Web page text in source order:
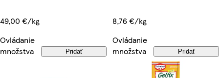
49,00 €/kg
Ovládanie
množstva
Pridať
8,76 €/kg
Ovládanie
množstva
Pridať